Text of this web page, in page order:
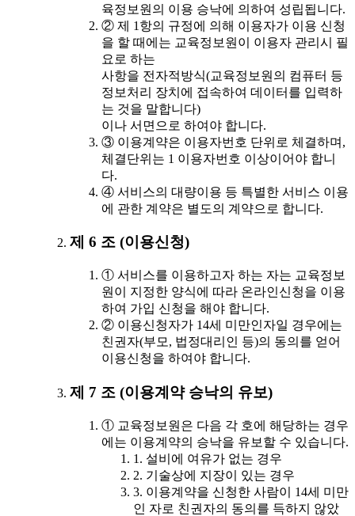
육정보원의 이용 승낙에 의하여 성립됩니다.
② 제 1항의 규정에 의해 이용자가 이용 신청
을 할 때에는 교육정보원이 이용자 관리시 필
요로 하는
사항을 전자적방식(교육정보원의 컴퓨터 등
정보처리 장치에 접속하여 데이터를 입력하
는 것을 말합니다)
이나 서면으로 하여야 합니다.
③ 이용계약은 이용자번호 단위로 체결하며,
체결단위는 1 이용자번호 이상이어야 합니
다.
④ 서비스의 대량이용 등 특별한 서비스 이용
에 관한 계약은 별도의 계약으로 합니다.
제 6 조 (이용신청)
① 서비스를 이용하고자 하는 자는 교육정보
원이 지정한 양식에 따라 온라인신청을 이용
하여 가입 신청을 해야 합니다.
② 이용신청자가 14세 미만인자일 경우에는
친권자(부모, 법정대리인 등)의 동의를 얻어
이용신청을 하여야 합니다.
제 7 조 (이용계약 승낙의 유보)
① 교육정보원은 다음 각 호에 해당하는 경우
에는 이용계약의 승낙을 유보할 수 있습니다.
1. 설비에 여유가 없는 경우
2. 기술상에 지장이 있는 경우
3. 이용계약을 신청한 사람이 14세 미만
인 자로 친권자의 동의를 득하지 않았